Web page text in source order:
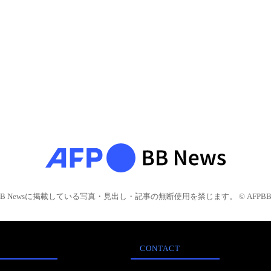
Newsに掲載している写真・見出し・記事の無断使用を禁じます。 © AFPBB
CONTACT